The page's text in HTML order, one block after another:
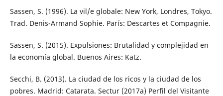
Sassen, S. (1996). La vil/e globale: New York, Londres, Tokyo.
Trad. Denis-Armand Sophie. París: Descartes et Compagnie.
Sassen, S. (2015). Expulsiones: Brutalidad y complejidad en
la economía global. Bue­nos Aires: Katz.
Secchi, B. (2013). La ciudad de los ricos y la ciudad de los
pobres. Madrid: Catarata. Sectur (2017a) Perfil del Visitante